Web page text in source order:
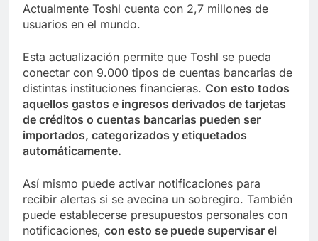
Actualmente Toshl cuenta con 2,7 millones de
usuarios en el mundo.
Esta actualización permite que Toshl se pueda
conectar con 9.000 tipos de cuentas bancarias de
distintas instituciones financieras. Con esto todos
aquellos gastos e ingresos derivados de tarjetas
de créditos o cuentas bancarias pueden ser
importados, categorizados y etiquetados
automáticamente.
Así mismo puede activar notificaciones para
recibir alertas si se avecina un sobregiro. También
puede establecerse presupuestos personales con
notificaciones, con esto se puede supervisar el